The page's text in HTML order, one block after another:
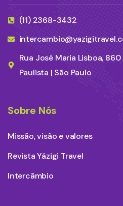
(11) 2368-3432
Rua José Maria Lisboa,
Paulista | São Paulo
Sobre Nós
Missão, visão e valores
Revista Yázigi Travel
Intercâmbio